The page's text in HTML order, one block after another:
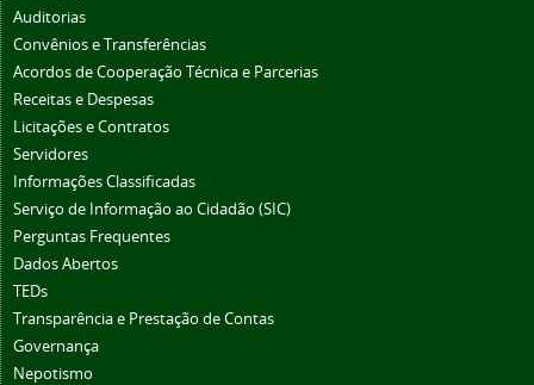
Auditorias
Convênios e Transferências
Acordos de Cooperação Técnica e Parcerias
Receitas e Despesas
Licitações e Contratos
Servidores
Informações Classificadas
Serviço de Informação ao Cidadão (SIC)
Perguntas Frequentes
Dados Abertos
TEDs
Transparência e Prestação de Contas
Governança
Nepotismo